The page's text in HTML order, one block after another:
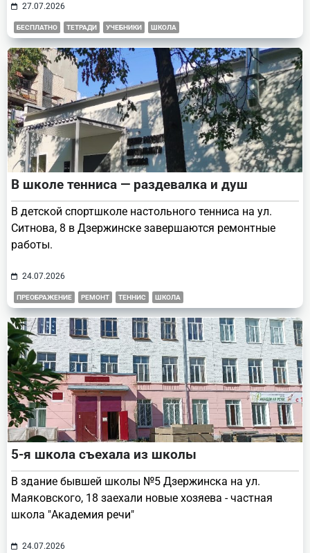
27.07.2026
БЕСПЛАТНО ТЕТРАДИ УЧЕБНИКИ ШКОЛА
В школе тенниса — раздевалка и душ
В детской спортшколе настольного тенниса на ул.
Ситнова, 8 в Дзержинске завершаются ремонтные
работы.
24.07.2026
ПРЕОБРАЖЕНИЕ РЕМОНТ ТЕННИС ШКОЛА
5-я школа съехала из школы
В здание бывшей школы №5 Дзержинска на ул.
Маяковского, 18 заехали новые хозяева - частная
школа "Академия речи"
24.07.2026